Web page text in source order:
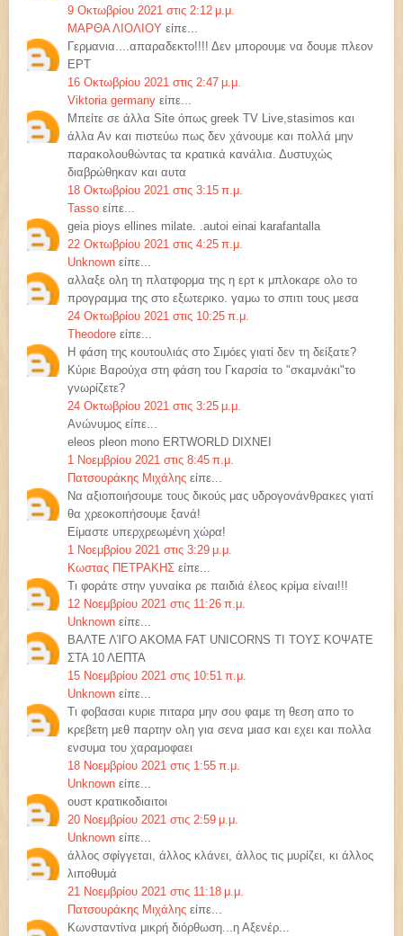
9 Οκτωβρίου 2021 στις 2:12 μ.μ.
ΜΑΡΘΑ ΛΙΟΛΙΟΥ είπε...
Γερμανια....απαραδεκτο!!!! Δεν μπορουμε να δουμε πλεον
ΕΡΤ
16 Οκτωβρίου 2021 στις 2:47 μ.μ.
Viktoria germany είπε...
Μπείτε σε άλλα Site όπως greek TV Live,stasimos και
άλλα Αν και πιστεύω πως δεν χάνουμε και πολλά μην
παρακολουθώντας τα κρατικά κανάλια. Δυστυχώς
διαβρώθηκαν και αυτα
18 Οκτωβρίου 2021 στις 3:15 π.μ.
Tasso είπε...
geia pioys ellines milate. .autoi einai karafantalla
22 Οκτωβρίου 2021 στις 4:25 π.μ.
Unknown είπε...
αλλαξε ολη τη πλατφορμα της η ερτ κ μπλοκαρε ολο το
προγραμμα της στο εξωτερικο. γαμω το σπιτι τους μεσα
24 Οκτωβρίου 2021 στις 10:25 π.μ.
Theodore είπε...
Η φάση της κουτουλιάς στο Σιμόες γιατί δεν τη δείξατε?
Κύριε Βαρούχα στη φάση του Γκαρσία το "σκαμνάκι"το
γνωρίζετε?
24 Οκτωβρίου 2021 στις 3:25 μ.μ.
Ανώνυμος είπε...
eleos pleon mono ERTWORLD DIXNEI
1 Νοεμβρίου 2021 στις 8:45 π.μ.
Πατσουράκης Μιχάλης είπε...
Να αξιοποιήσουμε τους δικούς μας υδρογονάνθρακες γιατί
θα χρεοκοπήσουμε ξανά!
Είμαστε υπερχρεωμένη χώρα!
1 Νοεμβρίου 2021 στις 3:29 μ.μ.
Κωστας ΠΕΤΡΑΚΗΣ είπε...
Τι φοράτε στην γυναίκα ρε παιδιά έλεος κρίμα είναι!!!
12 Νοεμβρίου 2021 στις 11:26 π.μ.
Unknown είπε...
ΒΑΛΤΕ ΛΊΓΟ ΑΚΟΜΑ FAT UNICORNS ΤΙ ΤΟΥΣ ΚΟΨΑΤΕ
ΣΤΑ 10 ΛΕΠΤΑ
15 Νοεμβρίου 2021 στις 10:51 π.μ.
Unknown είπε...
Τι φοβασαι κυριε πιταρα μην σου φαμε τη θεση απο το
κρεβετη μεθ παρτην ολη για σενα μιασ και εχει και πολλα
ενσυμα του χαραμοφαει
18 Νοεμβρίου 2021 στις 1:55 π.μ.
Unknown είπε...
ουστ κρατικοδιαιτοι
20 Νοεμβρίου 2021 στις 2:59 μ.μ.
Unknown είπε...
άλλος σφίγγεται, άλλος κλάνει, άλλος τις μυρίζει, κι άλλος
λιποθυμά
21 Νοεμβρίου 2021 στις 11:18 μ.μ.
Πατσουράκης Μιχάλης είπε...
Κωνσταντίνα μικρή διόρθωση...η Αξενέρ...